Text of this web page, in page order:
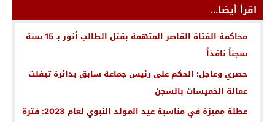
اقرأ أيضا...
محاكمة الفتاة القاصر المتهمة بقتل الطالب أنور بـ 15 سنة
سجناً نافذاً
حصري وعاجل: الحكم على رئيس جماعة سابق بدائرة تيفلت
عمالة الخميسات بالسجن
عطلة مميزة في مناسبة عيد المولد النبوي لعام 2023: فترة